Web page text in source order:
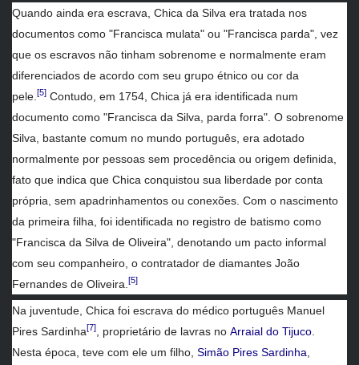
Quando ainda era escrava, Chica da Silva era tratada nos
documentos como "Francisca mulata" ou "Francisca parda", vez
que os escravos não tinham sobrenome e normalmente eram
diferenciados de acordo com seu grupo étnico ou cor da
pele. [5]Contudo, em 1754, Chica já era identificada num
documento como "Francisca da Silva, parda forra". O sobrenome
Silva, bastante comum no mundo português, era adotado
normalmente por pessoas sem procedência ou origem definida,
fato que indica que Chica conquistou sua liberdade por conta
própria, sem apadrinhamentos ou conexões. Com o nascimento
da primeira filha, foi identificada no registro de batismo como
"Francisca da Silva de Oliveira", denotando um pacto informal
com seu companheiro, o contratador de diamantes João
Fernandes de Oliveira. [5]
Na juventude, Chica foi escrava do médico português Manuel
Pires Sardinha[7], proprietário de lavras no Arraial do Tijuco.
Nesta época, teve com ele um filho, Simão Pires Sardinha